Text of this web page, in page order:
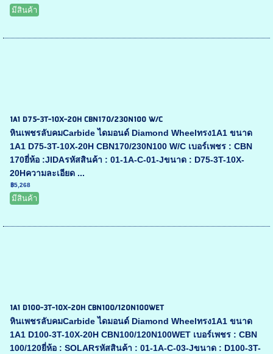
มีสินค้า
1A1 D75-3T-10X-20H CBN170/230N100 W/C
หินเพชรลับคมCarbide ไดมอนด์ Diamond Wheelทรง1A1 ขนาด
1A1 D75-3T-10X-20H CBN170/230N100 W/C เบอร์เพชร : CBN
170ยี่ห้อ :JIDAรหัสสินค้า : 01-1A-C-01-Jขนาด : D75-3T-10X-
20Hความละเอียด ...
฿5,268
มีสินค้า
1A1 D100-3T-10X-20H CBN100/120N100WET
หินเพชรลับคมCarbide ไดมอนด์ Diamond Wheelทรง1A1 ขนาด
1A1 D100-3T-10X-20H CBN100/120N100WET เบอร์เพชร : CBN
100/120ยี่ห้อ : SOLARรหัสสินค้า : 01-1A-C-03-Jขนาด : D100-3T-